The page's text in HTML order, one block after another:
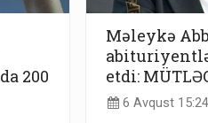
200
Məleykə
etdi:
6 Avqust 15:24